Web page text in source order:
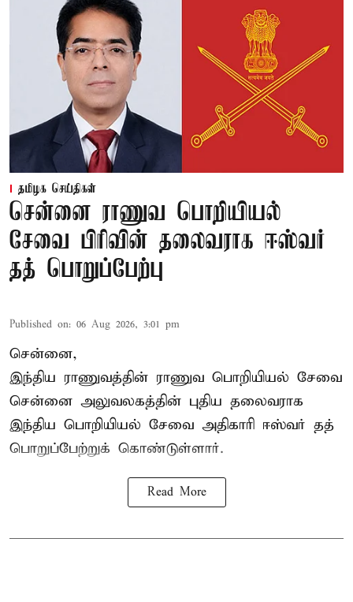
தமிழக செய்திகள்
சென்னை ராணுவ பொறியியல்
சேவை பிரிவின் தலைவராக ஈஸ்வர்
தத் பொறுப்பேற்பு
Published on: 06 Aug 2026, 3:01 pm
சென்னை,
இந்திய ராணுவத்தின் ராணுவ பொறியியல் சேவை
சென்னை அலுவலகத்தின் புதிய தலைவராக
இந்திய பொறியியல் சேவை அதிகாரி ஈஸ்வர் தத்
பொறுப்பேற்றுக் கொண்டுள்ளார்.
Read More